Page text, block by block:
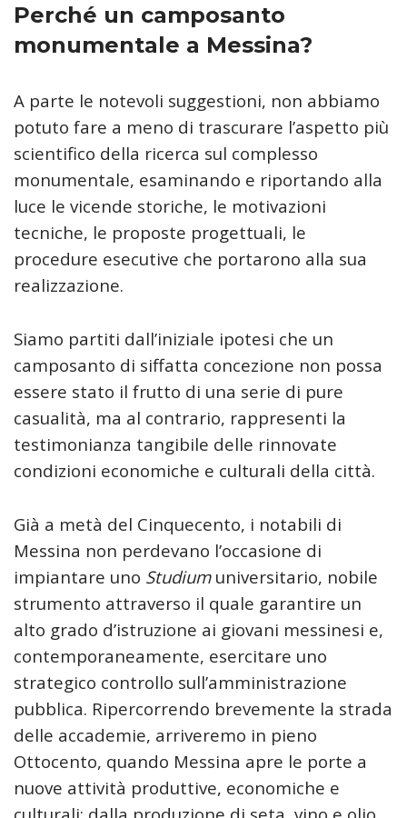
Perché un camposanto
monumentale a Messina?
A parte le notevoli suggestioni, non abbiamo
potuto fare a meno di trascurare l’aspetto più
scientifico della ricerca sul complesso
monumentale, esaminando e riportando alla
luce le vicende storiche, le motivazioni
tecniche, le proposte progettuali, le
procedure esecutive che portarono alla sua
realizzazione.
Siamo partiti dall’iniziale ipotesi che un
camposanto di siffatta concezione non possa
essere stato il frutto di una serie di pure
casualità, ma al contrario, rappresenti la
testimonianza tangibile delle rinnovate
condizioni economiche e culturali della città.
Già a metà del Cinquecento, i notabili di
Messina non perdevano l’occasione di
impiantare uno Studiumuniversitario, nobile
strumento attraverso il quale garantire un
alto grado d’istruzione ai giovani messinesi e,
contemporaneamente, esercitare uno
strategico controllo sull’amministrazione
pubblica. Ripercorrendo brevemente la strada
delle accademie, arriveremo in pieno
Ottocento, quando Messina apre le porte a
nuove attività produttive, economiche e